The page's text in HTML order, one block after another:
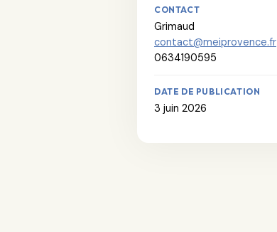
CONTACT
Grimaud
contact@meiprovence.fr
0634190595
DATE DE PUBLICATION
3 juin 2026